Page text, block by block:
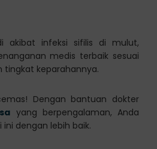
akibat infeksi sifilis di mulut,
medis terbaik sesuai
tingkat keparahannya.
Dengan bantuan dokter
yang berpengalaman, Anda
dengan lebih baik.